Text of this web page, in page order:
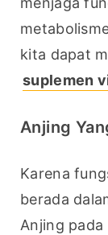
suplemen
Anjing
Karena
berada
Anjing